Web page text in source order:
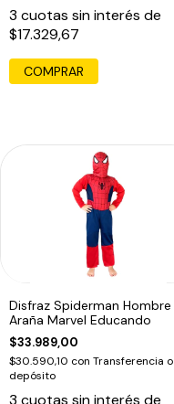
3 cuotas sin interés de
$17.329,67
COMPRAR
Disfraz Spiderman Hombre
Araña Marvel Educando
$33.989,00
$30.590,10 con Transferencia o
depósito
3 cuotas sin interés de